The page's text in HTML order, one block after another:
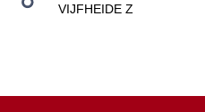
VIJFHEIDE Z